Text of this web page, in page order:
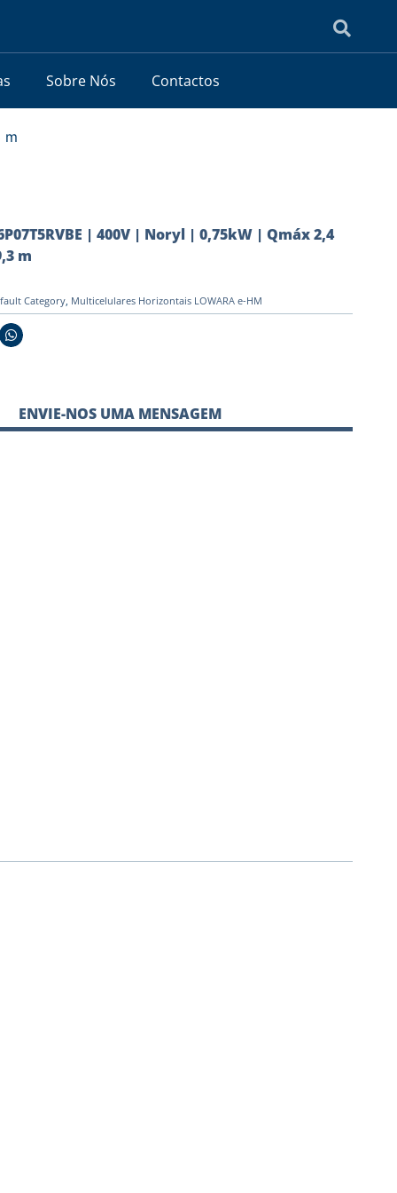
Sobre Nós Contactos
m
| 400V | Noryl | 0,75kW | Qmáx 2,4
m
Category, Multicelulares Horizontais LOWARA e-HM
ENVIE-NOS UMA MENSAGEM